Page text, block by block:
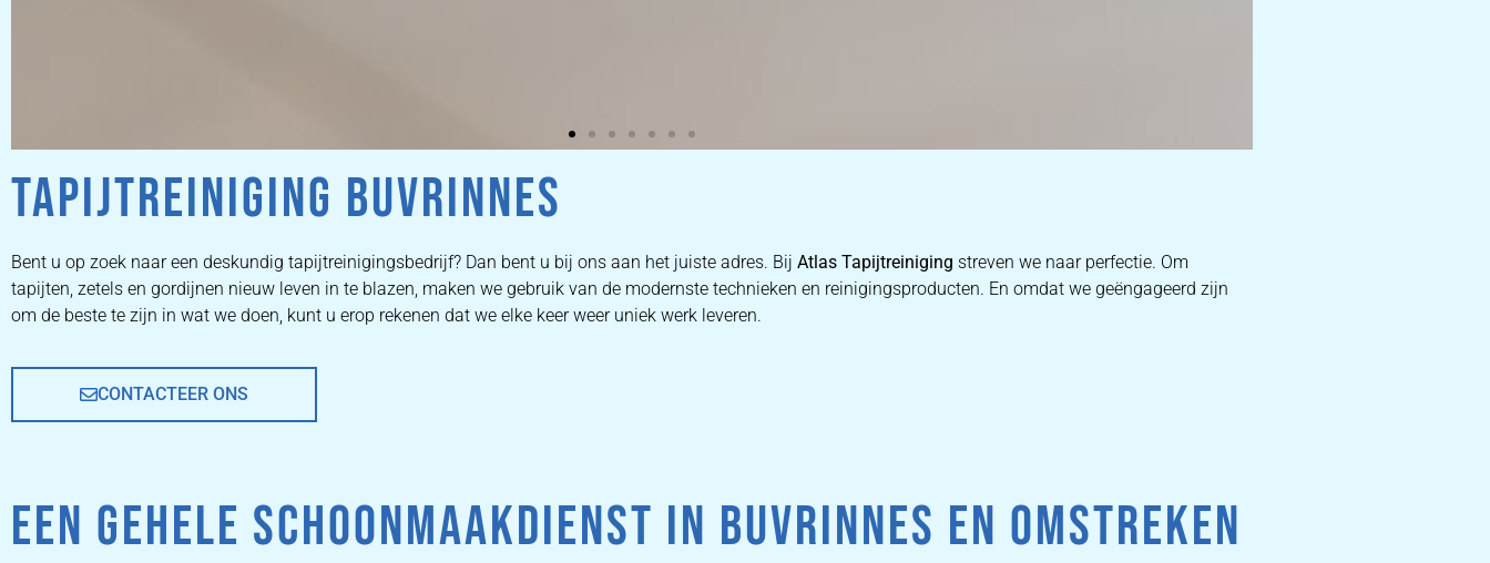
ZETEL
REINIGEN
ZETEL REINIGEN DOOR
PRIJZEN
TAPIJTREINIGING BUVRINNES
Bent u op zoek naar een deskundig tapijtreinigingsbedrijf? Dan bent u bij ons aan het juiste adres. Bij Atlas Tapijtreiniging streven we naar perfectie. Om
tapijten, zetels en gordijnen nieuw leven in te blazen, maken we gebruik van de modernste technieken en reinigingsproducten. En omdat we geëngageerd zijn
om de beste te zijn in wat we doen, kunt u erop rekenen dat we elke keer weer uniek werk leveren.
CONTACTEER ONS
EEN GEHELE SCHOONMAAKDIENST IN BUVRINNES EN OMSTREKEN